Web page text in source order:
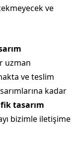
ve
uzman
ve teslim
kadar
tasarım
bizimle iletişime